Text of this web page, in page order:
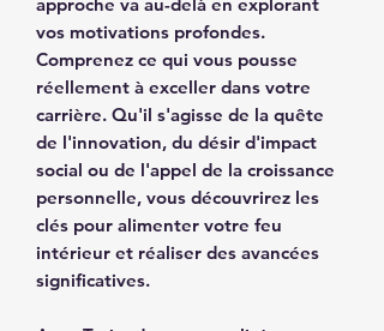
vos motivations profondes.
Comprenez ce qui vous pousse
réellement à exceller dans votre
carrière. Qu'il s'agisse de la quête
de l'innovation, du désir d'impact
social ou de l'appel de la croissance
personnelle, vous découvrirez les
clés pour alimenter votre feu
intérieur et réaliser des avancées
significatives.